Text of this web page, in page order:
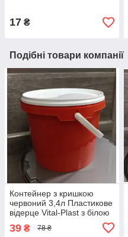
без ручки
17 ₴
Подібні товари компанії
Контейнер з кришкою
червоний 3,4л Пластикове
відерце Vital-Plast з білою
зберігання круглий лоток
39 ₴ 78 ₴